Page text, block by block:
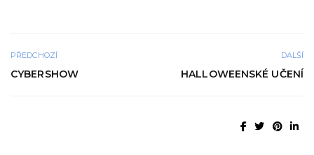
PŘEDCHOZÍ
CYBERSHOW
DALŠÍ
HALLOWEENSKÉ UČENÍ